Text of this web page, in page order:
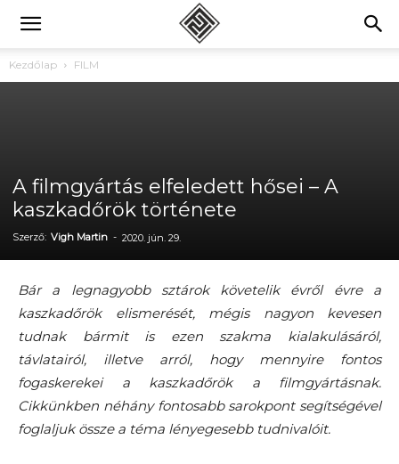
Kezdőlap FILM
A filmgyártás elfeledett hősei – A
kaszkadőrök története
Szerző: Vigh Martin - 2020. jún. 29.
Bár a legnagyobb sztárok követelik évről évre a
kaszkadőrök elismerését, mégis nagyon kevesen
tudnak bármit is ezen szakma kialakulásáról,
távlatairól, illetve arról, hogy mennyire fontos
fogaskerekei a kaszkadőrök a filmgyártásnak.
Cikkünkben néhány fontosabb sarokpont segítségével
foglaljuk össze a téma lényegesebb tudnivalóit.